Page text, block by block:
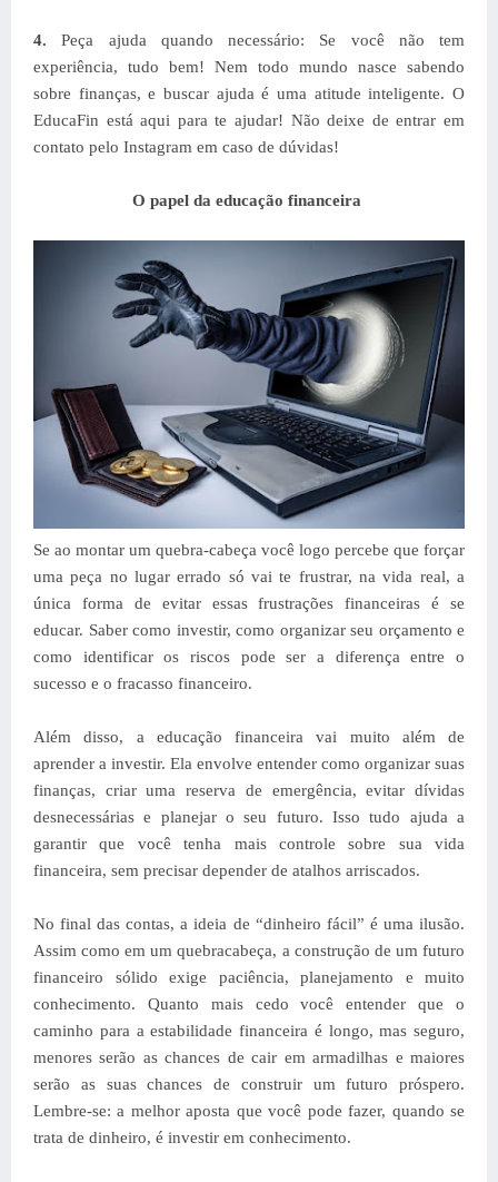
4. Peça ajuda quando necessário: Se você não tem
experiência, tudo bem! Nem todo mundo nasce sabendo
sobre finanças, e buscar ajuda é uma atitude inteligente. O
EducaFin está aqui para te ajudar! Não deixe de entrar em
contato pelo Instagram em caso de dúvidas!
O papel da educação financeira
Se ao montar um quebra-cabeça você logo percebe que forçar
uma peça no lugar errado só vai te frustrar, na vida real, a
única forma de evitar essas frustrações financeiras é se
educar. Saber como investir, como organizar seu orçamento e
como identificar os riscos pode ser a diferença entre o
sucesso e o fracasso financeiro.
Além disso, a educação financeira vai muito além de
aprender a investir. Ela envolve entender como organizar suas
finanças, criar uma reserva de emergência, evitar dívidas
desnecessárias e planejar o seu futuro. Isso tudo ajuda a
garantir que você tenha mais controle sobre sua vida
financeira, sem precisar depender de atalhos arriscados.
No final das contas, a ideia de “dinheiro fácil” é uma ilusão.
Assim como em um quebracabeça, a construção de um futuro
financeiro sólido exige paciência, planejamento e muito
conhecimento. Quanto mais cedo você entender que o
caminho para a estabilidade financeira é longo, mas seguro,
menores serão as chances de cair em armadilhas e maiores
serão as suas chances de construir um futuro próspero.
Lembre-se: a melhor aposta que você pode fazer, quando se
trata de dinheiro, é investir em conhecimento.